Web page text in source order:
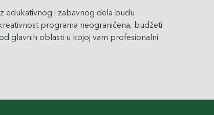
edukativnog i zabavnog dela budu
programa neograničena, budžeti
glavnih oblasti u kojoj vam profesionalni